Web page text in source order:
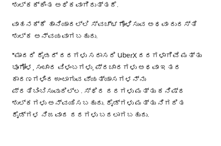
ಶುಲ್ಕಕ್ಕಿಂತ ಅಧಿಕವಾಗಿರುತ್ತದೆ.
ವಾಹನಕ್ಕೆ ಹಾನಿಯಾದಲ್ಲಿ ಸ್ವಚ್ಛಗೊಳಿಸುವ ಅಥವಾ ದುರಸ್ತಿ
ಶುಲ್ಕ ಅನ್ವಯವಾಗಬಹುದು.
*ಮಾದರಿ ರೈಡರ್ ದರಗಳು ಸರಾಸರಿ UberX ದರಗಳಾಗಿವೆ ಮತ್ತು
ಭೂಗೋಳ, ಸಂಚಾರ ವಿಳಂಬಗಳು, ಪ್ರಚಾರಗಳು ಅಥವಾ ಇತರ
ಕಾರಣಗಳಿಂದ ಉಂಟಾಗುವ ವ್ಯತ್ಯಾಸಗಳನ್ನು
ಪ್ರತಿಬಿಂಬಿಸುವುದಿಲ್ಲ. ಸ್ಥಿರ ದರಗಳು ಮತ್ತು ಕನಿಷ್ಠ
ಶುಲ್ಕಗಳು ಅನ್ವಯಿಸಬಹುದು. ರೈಡ್‌ಗಳು ಮತ್ತು ನಿಗದಿತ
ರೈಡ್‌ಗಳ ನಿಜವಾದ ದರಗಳು ಬದಲಾಗಬಹುದು.